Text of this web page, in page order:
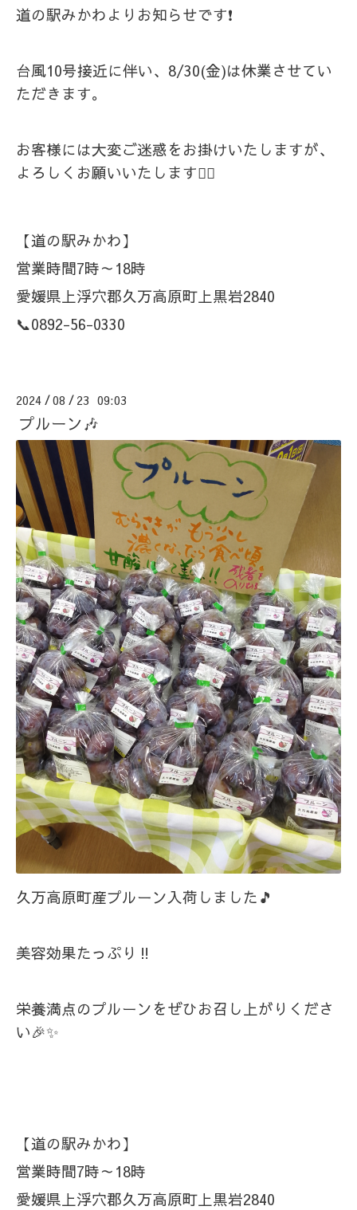
道の駅みかわよりお知らせです❗
台風10号接近に伴い、8/30(金)は休業させてい
ただきます。
お客様には大変ご迷惑をお掛けいたしますが、
よろしくお願いいたします🙇‍♀️
【道の駅みかわ】
営業時間7時～18時
愛媛県上浮穴郡久万高原町上黒岩2840
📞0892-56-0330
2024 /08 / 23 09:03
プルーン🎶
久万高原町産プルーン入荷しました🎵
美容効果たっぷり‼️
栄養満点のプルーンをぜひお召し上がりくださ
い🎉✨
【道の駅みかわ】
営業時間7時～18時
愛媛県上浮穴郡久万高原町上黒岩2840